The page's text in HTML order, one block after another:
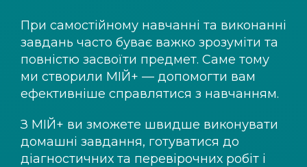
При самостійному навчанні та виконанні
завдань часто буває важко зрозуміти та
повністю засвоїти предмет. Саме тому
ми створили МІЙ+ — допомогти вам
ефективніше справлятися з навчанням.
З МІЙ+ ви зможете швидше виконувати
домашні завдання, готуватися до
діагностичних та перевірочних робіт і